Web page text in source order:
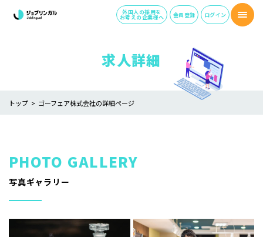
外国人の採用を
お考えの企業様へ 会員登録 ログイン
求人詳細
トップ ゴーフェア株式会社の詳細ページ
写真ギャラリー